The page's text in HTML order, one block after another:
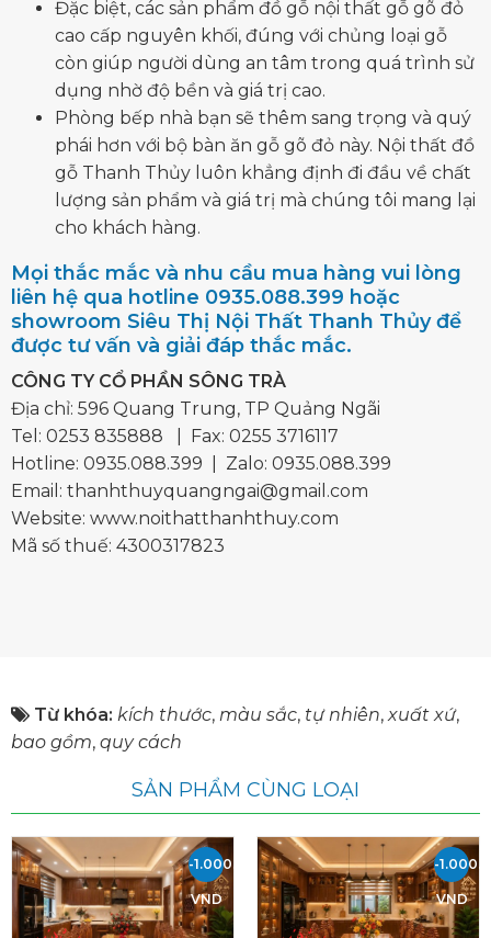
Đặc biệt, các sản phẩm đồ gỗ nội thất gỗ gõ đỏ
cao cấp nguyên khối, đúng với chủng loại gỗ
còn giúp người dùng an tâm trong quá trình sử
dụng nhờ độ bền và giá trị cao.
Phòng bếp nhà bạn sẽ thêm sang trọng và quý
phái hơn với bộ bàn ăn gỗ gõ đỏ này. Nội thất đồ
gỗ Thanh Thủy luôn khẳng định đi đầu về chất
lượng sản phẩm và giá trị mà chúng tôi mang lại
cho khách hàng.
Mọi thắc mắc và nhu cầu mua hàng vui lòng
liên hệ qua hotline 0935.088.399 hoặc
showroom Siêu Thị Nội Thất Thanh Thủy để
được tư vấn và giải đáp thắc mắc.
CÔNG TY CỔ PHẦN SÔNG TRÀ
Địa chỉ: 596 Quang Trung, TP Quảng Ngãi
Tel: 0253 835888 | Fax: 0255 3716117
Hotline: 0935.088.399 | Zalo: 0935.088.399
Email: thanhthuyquangngai@gmail.com
Website: www.noithatthanhthuy.com
Mã số thuế: 4300317823
Từ khóa: kích thước, màu sắc, tự nhiên,xuất xứ,
bao gồm, quy cách
SẢN PHẨM CÙNG LOẠI
-1.000.000
VND
-
VND